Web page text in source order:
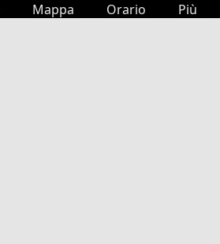
Mappa Orario Più